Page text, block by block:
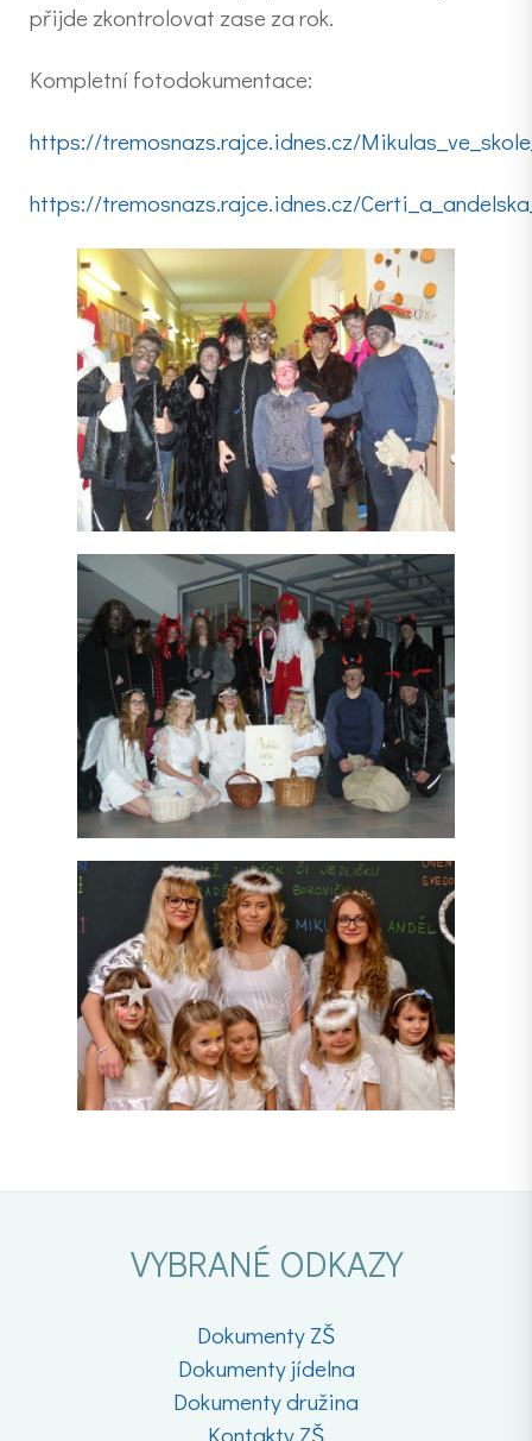
přijde zkontrolovat zase za rok.
Kompletní fotodokumentace:
https://tremosnazs.rajce.idnes.cz/
https://tremosnazs.rajce.idnes.cz/
VYBRANÉ ODKAZY
Dokumenty ZŠ
Dokumenty jídelna
Dokumenty družina
Kontakty ZŠ